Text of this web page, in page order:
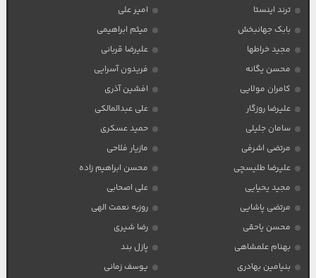
ترند اینستا
امیر علی
بابک جهانبخش
میثم ابراهیمی
مجید خراطها
علیرضا قربانی
محسن یگانه
فریدون آسرایی
کامران مولایی
افشین آذری
علیرضا روزگار
علی عبدالمالکی
سامان جلیلی
حمید عسکری
مرتضی اشرفی
مازیار فلاحی
علیرضا طلیسچی
محسن ابراهیم زاده
مجید یحیایی
علی اصحابی
مرتضی پاشایی
روزبه نعمت الهی
محسن یاحقی
رضا شیری
بهنام علمشاهی
پازل بند
بنیامین بهادری
یوسف زمانی